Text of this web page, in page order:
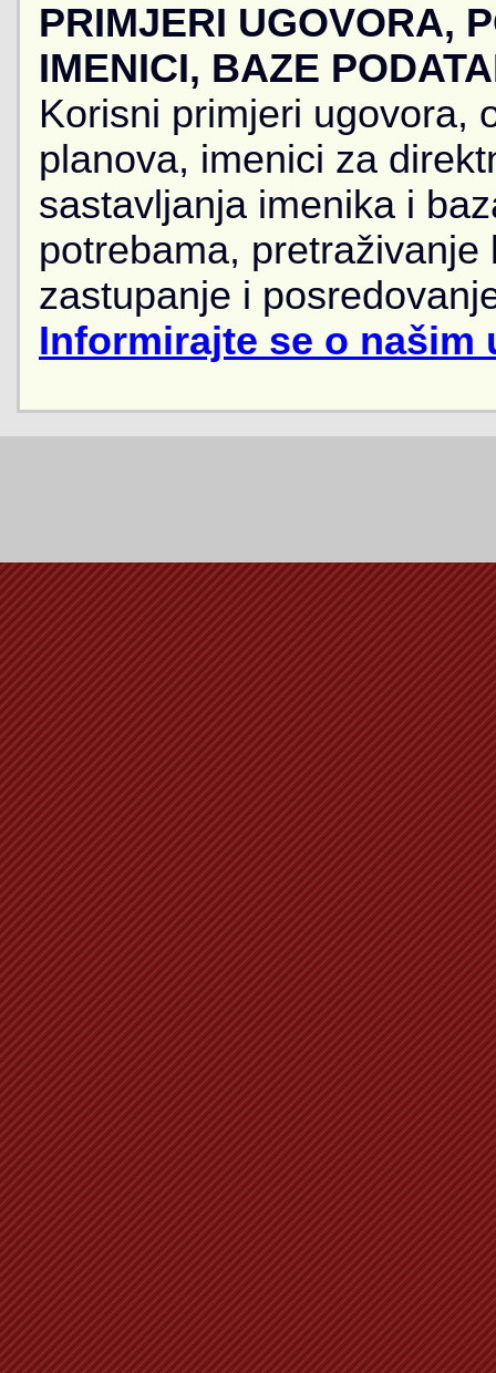
PRIMJERI UGOVORA,
IMENICI, BAZE
Korisni primjeri ugovora,
planova, imenici za
sastavljanja imenika i
potrebama,
zastupanje i
Informirajte se o našim